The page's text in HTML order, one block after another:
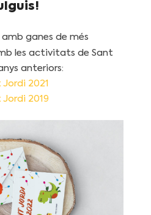
ganes de més
les activitats de Sant
anteriors:
Jordi 2021
Jordi 2019